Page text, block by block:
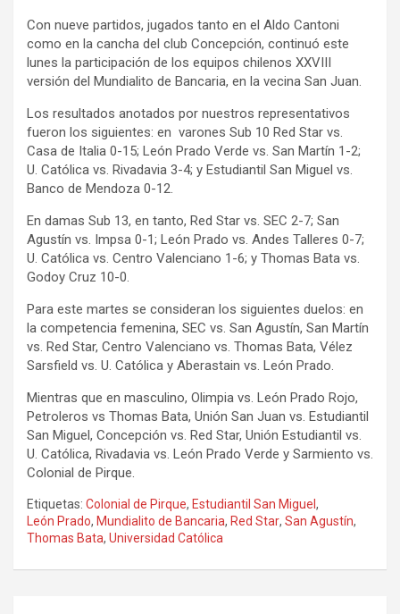
Con nueve partidos, jugados tanto en el Aldo Cantoni
como en la cancha del club Concepción, continuó este
lunes la participación de los equipos chilenos XXVIII
versión del Mundialito de Bancaria, en la vecina San Juan.
Los resultados anotados por nuestros representativos
fueron los siguientes: en varones Sub 10 Red Star vs.
Casa de Italia 0-15; León Prado Verde vs. San Martín 1-2;
U. Católica vs. Rivadavia 3-4; y Estudiantil San Miguel vs.
Banco de Mendoza 0-12.
En damas Sub 13, en tanto, Red Star vs. SEC 2-7; San
Agustín vs. Impsa 0-1; León Prado vs. Andes Talleres 0-7;
U. Católica vs. Centro Valenciano 1-6; y Thomas Bata vs.
Godoy Cruz 10-0.
Para este martes se consideran los siguientes duelos: en
la competencia femenina, SEC vs. San Agustín, San Martín
vs. Red Star, Centro Valenciano vs. Thomas Bata, Vélez
Sarsfield vs. U. Católica y Aberastain vs. León Prado.
Mientras que en masculino, Olimpia vs. León Prado Rojo,
Petroleros vs Thomas Bata, Unión San Juan vs. Estudiantil
San Miguel, Concepción vs. Red Star, Unión Estudiantil vs.
U. Católica, Rivadavia vs. León Prado Verde y Sarmiento vs.
Colonial de Pirque.
Etiquetas: Colonial de Pirque, Estudiantil San Miguel ,
León Prado, Mundialito de Bancaria, Red Star, San Agustín,
Thomas Bata, Universidad Católica